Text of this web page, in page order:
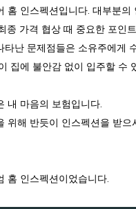
홈 인스펙션입니다. 대부분의
종 가격 협상 때 중요한 포인
타난 문제점들은 소유주에게
집에 불안감 없이 입주할 수
내 마음의 보험입니다.
위해 반듯이 인스펙션을 받으
홈 인스펙션이었습니다.